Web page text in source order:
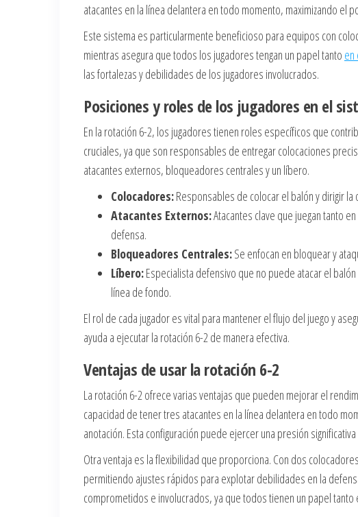
atacantes en la línea delantera en todo momento, maximizando el
Este sistema es particularmente beneficioso para equipos con
mientras asegura que todos los jugadores tengan un papel tanto en
las fortalezas y debilidades de los jugadores involucrados.
Posiciones y roles de los jugadores en el
En la rotación 6-2, los jugadores tienen roles específicos que
cruciales, ya que son responsables de entregar colocaciones
atacantes externos, bloqueadores centrales y un líbero.
Colocadores:Responsables de colocar el balón y dirigir la
Atacantes Externos:Atacantes clave que juegan tanto
defensa.
Bloqueadores Centrales:Se enfocan en bloquear y
Líbero:Especialista defensivo que no puede atacar el
línea de fondo.
El rol de cada jugador es vital para mantener el flujo del juego y
ayuda a ejecutar la rotación 6-2 de manera efectiva.
Ventajas de usar la rotación 6-2
La rotación 6-2 ofrece varias ventajas que pueden mejorar el
capacidad de tener tres atacantes en la línea delantera en todo
anotación. Esta configuración puede ejercer una presión
Otra ventaja es la flexibilidad que proporciona. Con dos
permitiendo ajustes rápidos para explotar debilidades en la
comprometidos e involucrados, ya que todos tienen un papel tanto